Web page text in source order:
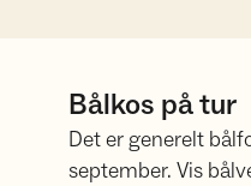
Bålkos på tur
Det er generelt
september. Vis